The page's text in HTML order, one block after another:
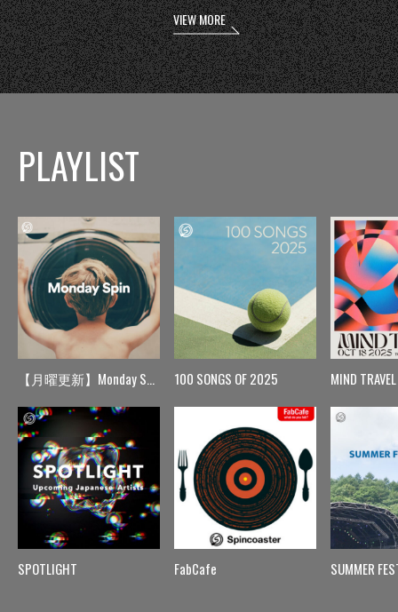
VIEW MORE
PLAYLIST
【月曜更新】Monday Spin
SPOTLIGHT
100 SONGS OF 2025
FabCafe
MIND TRAVEL
SUMMER